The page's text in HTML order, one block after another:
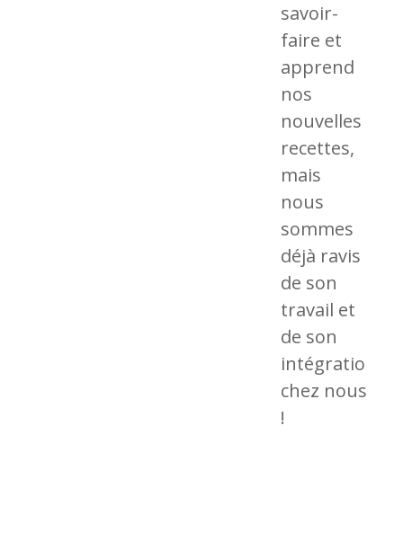
savoir-
faire et
apprend
nos
nouvelles
recettes,
mais
nous
sommes
déjà ravis
de son
travail et
de son
intégration
chez nous
!